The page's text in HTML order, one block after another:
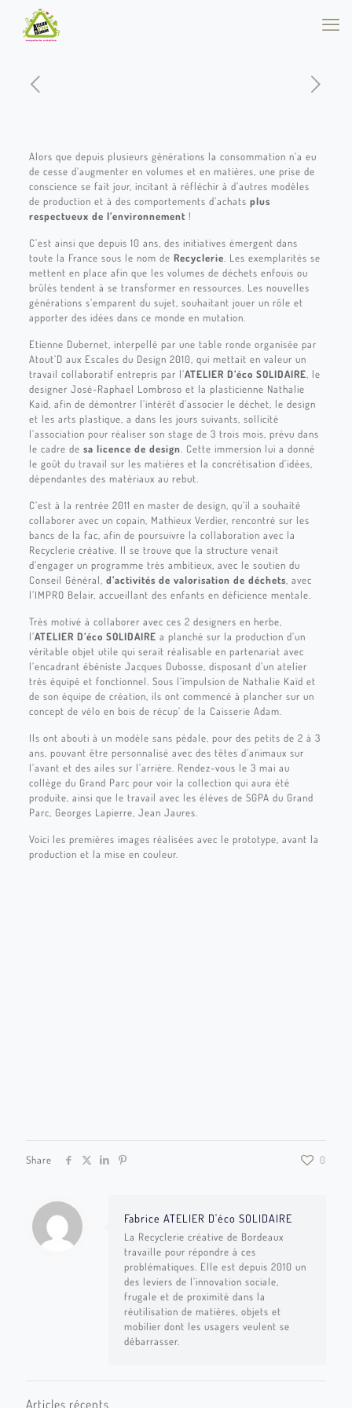
Alors que depuis plusieurs générations la consommation n’a eu
de cesse d’augmenter en volumes et en matières, une prise de
conscience se fait jour, incitant à réfléchir à d’autres modèles
de production et à des comportements d’achats plus
respectueux de l’environnement!
C’est ainsi que depuis 10 ans, des initiatives émergent dans
toute la France sous le nom de Recyclerie . Les exemplarités se
mettent en place afin que les volumes de déchets enfouis ou
brûlés tendent à se transformer en ressources. Les nouvelles
générations s’emparent du sujet, souhaitant jouer un rôle et
apporter des idées dans ce monde en mutation.
Etienne Dubernet, interpellé par une table ronde organisée par
Atout’D aux Escales du Design 2010, qui mettait en valeur un
travail collaboratif entrepris par l’ATELIER D’éco SOLIDAIRE , le
designer José-Raphael Lombroso et la plasticienne Nathalie
Kaïd, afin de démontrer l’intérêt d’associer le déchet, le design
et les arts plastique, a dans les jours suivants, sollicité
l’association pour réaliser son stage de 3 trois mois, prévu dans
le cadre de sa licence de design . Cette immersion lui a donné
le goût du travail sur les matières et la concrétisation d’idées,
dépendantes des matériaux au rebut.
C’est à la rentrée 2011 en master de design, qu’il a souhaité
collaborer avec un copain, Mathieux Verdier, rencontré sur les
bancs de la fac, afin de poursuivre la collaboration avec la
Recyclerie créative. Il se trouve que la structure venait
d’engager un programme très ambitieux, avec le soutien du
Conseil Général, d’activités de valorisation de déchets , avec
l’IMPRO Belair, accueillant des enfants en déficience mentale.
Très motivé à collaborer avec ces 2 designers en herbe,
l’ATELIER D’éco SOLIDAIRE a planché sur la production d’un
véritable objet utile qui serait réalisable en partenariat avec
l’encadrant ébéniste Jacques Dubosse, disposant d’un atelier
très équipé et fonctionnel. Sous l’impulsion de Nathalie Kaïd et
de son équipe de création, ils ont commencé à plancher sur un
concept de vélo en bois de récup’ de la Caisserie Adam.
Ils ont abouti à un modèle sans pédale, pour des petits de 2 à 3
ans, pouvant être personnalisé avec des têtes d’animaux sur
l’avant et des ailes sur l’arrière. Rendez-vous le 3 mai au
collège du Grand Parc pour voir la collection qui aura été
produite, ainsi que le travail avec les élèves de SGPA du Grand
Parc, Georges Lapierre, Jean Jaures.
Voici les premières images réalisées avec le prototype, avant la
production et la mise en couleur.
Share 0
Fabrice ATELIER D'éco SOLIDAIRE
La Recyclerie créative de Bordeaux
travaille pour répondre à ces
problématiques. Elle est depuis 2010 un
des leviers de l’innovation sociale,
frugale et de proximité dans la
réutilisation de matières, objets et
mobilier dont les usagers veulent se
débarrasser.
Articles récents